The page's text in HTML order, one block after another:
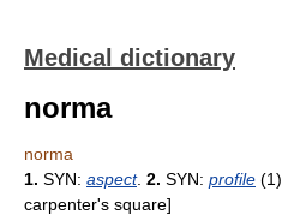
Medical dictionary
norma
norma
1. SYN: aspect. 2. SYN: profile (1).
carpenter's square]